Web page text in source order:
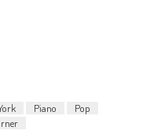
Piano
Pop